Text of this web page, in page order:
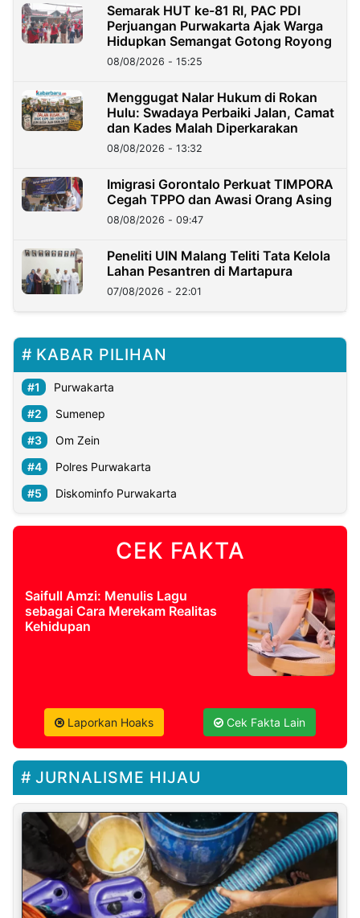
Semarak HUT ke-81 RI, PAC PDI
Perjuangan Purwakarta Ajak Warga
Hidupkan Semangat Gotong Royong
08/08/2026 - 15:25
Menggugat Nalar Hukum di Rokan
Hulu: Swadaya Perbaiki Jalan, Camat
dan Kades Malah Diperkarakan
08/08/2026 - 13:32
Imigrasi Gorontalo Perkuat TIMPORA
Cegah TPPO dan Awasi Orang Asing
08/08/2026 - 09:47
Peneliti UIN Malang Teliti Tata Kelola
Lahan Pesantren di Martapura
07/08/2026 - 22:01
KABAR PILIHAN
Purwakarta
Sumenep
Om Zein
Polres Purwakarta
Diskominfo Purwakarta
CEK FAKTA
Saifull Amzi: Menulis Lagu
sebagai Cara Merekam Realitas
Kehidupan
Laporkan Hoaks Cek Fakta Lain
JURNALISME HIJAU